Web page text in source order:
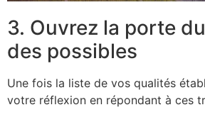
3. Ouvrez la porte
des possibles
Une fois la liste de vos qualités
votre réflexion en répondant à ces